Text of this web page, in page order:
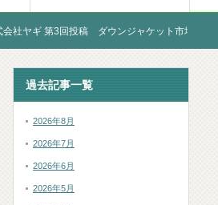
稿 ダウンジャケット市場のいろは
過去記事一覧
2026年8月
2026年7月
2026年6月
2026年5月